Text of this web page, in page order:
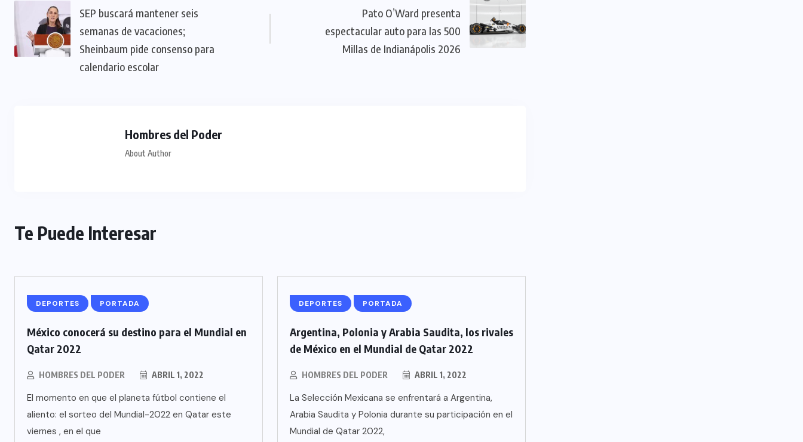
SEP buscará mantener seis
semanas de vacaciones;
Sheinbaum pide consenso para
calendario escolar
Pato O’Ward presenta
espectacular auto para las 500
Millas de Indianápolis 2026
Hombres del Poder
About Author
Te Puede Interesar
DEPORTES PORTADA
México conocerá su destino para el Mundial en
Qatar 2022
HOMBRES DEL PODER ABRIL 1, 2022
El momento en que el planeta fútbol contiene el
aliento: el sorteo del Mundial-2022 en Qatar este
viernes , en el que
DEPORTES PORTADA
Argentina, Polonia y Arabia Saudita, los rivales
de México en el Mundial de Qatar 2022
HOMBRES DEL PODER ABRIL 1, 2022
La Selección Mexicana se enfrentará a Argentina,
Arabia Saudita y Polonia durante su participación en el
Mundial de Qatar 2022,